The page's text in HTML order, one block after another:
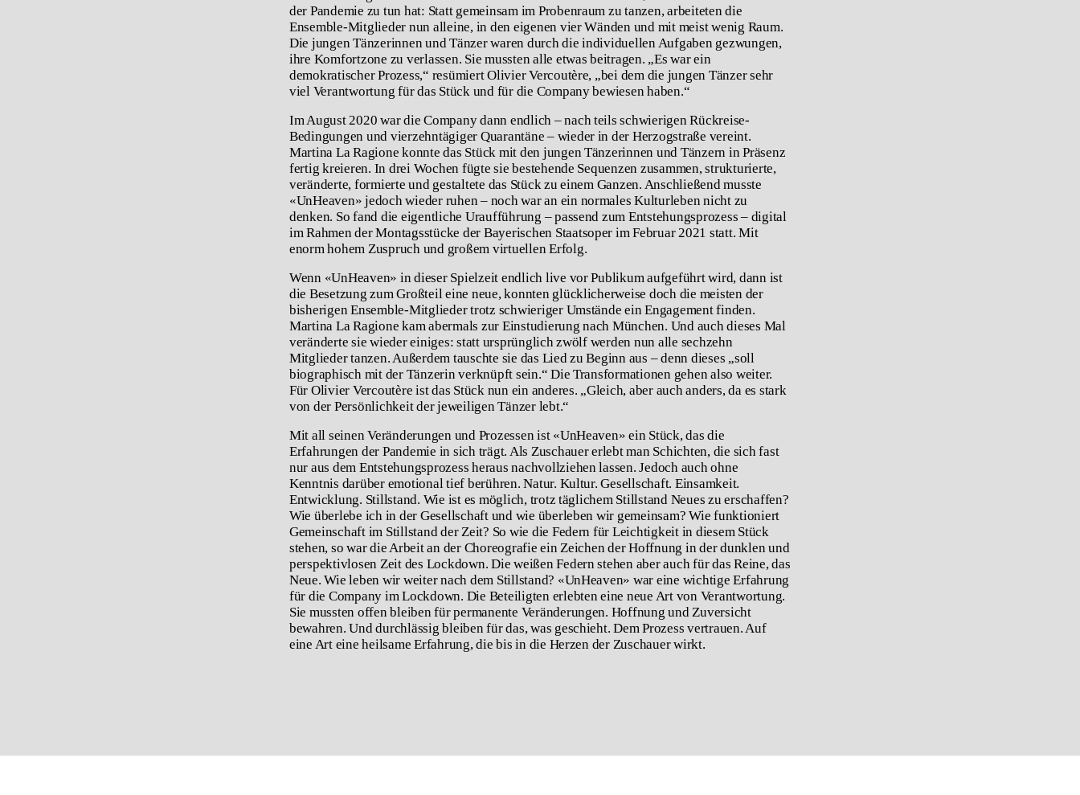
der Pandemie zu tun hat: Statt gemeinsam im Probenraum zu tanzen, arbeiteten die
Ensemble-Mitglieder nun alleine, in den eigenen vier Wänden und mit meist wenig Raum.
Die jungen Tänzerinnen und Tänzer waren durch die individuellen Aufgaben gezwungen,
ihre Komfortzone zu verlassen. Sie mussten alle etwas beitragen. „Es war ein
demokratischer Prozess,“ resümiert Olivier Vercoutère, „bei dem die jungen Tänzer sehr
viel Verantwortung für das Stück und für die Company bewiesen haben.“
Im August 2020 war die Company dann endlich – nach teils schwierigen Rückreise-
Bedingungen und vierzehntägiger Quarantäne – wieder in der Herzogstraße vereint.
Martina La Ragione konnte das Stück mit den jungen Tänzerinnen und Tänzern in Präsenz
fertig kreieren. In drei Wochen fügte sie bestehende Sequenzen zusammen, strukturierte,
veränderte, formierte und gestaltete das Stück zu einem Ganzen. Anschließend musste
«UnHeaven» jedoch wieder ruhen – noch war an ein normales Kulturleben nicht zu
denken. So fand die eigentliche Uraufführung – passend zum Entstehungsprozess – digital
im Rahmen der Montagsstücke der Bayerischen Staatsoper im Februar 2021 statt. Mit
enorm hohem Zuspruch und großem virtuellen Erfolg.
Wenn «UnHeaven» in dieser Spielzeit endlich live vor Publikum aufgeführt wird, dann ist
die Besetzung zum Großteil eine neue, konnten glücklicherweise doch die meisten der
bisherigen Ensemble-Mitglieder trotz schwieriger Umstände ein Engagement finden.
Martina La Ragione kam abermals zur Einstudierung nach München. Und auch dieses Mal
veränderte sie wieder einiges: statt ursprünglich zwölf werden nun alle sechzehn
Mitglieder tanzen. Außerdem tauschte sie das Lied zu Beginn aus – denn dieses „soll
biographisch mit der Tänzerin verknüpft sein.“ Die Transformationen gehen also weiter.
Für Olivier Vercoutère ist das Stück nun ein anderes. „Gleich, aber auch anders, da es stark
von der Persönlichkeit der jeweiligen Tänzer lebt.“
Mit all seinen Veränderungen und Prozessen ist «UnHeaven» ein Stück, das die
Erfahrungen der Pandemie in sich trägt. Als Zuschauer erlebt man Schichten, die sich fast
nur aus dem Entstehungsprozess heraus nachvollziehen lassen. Jedoch auch ohne
Kenntnis darüber emotional tief berühren. Natur. Kultur. Gesellschaft. Einsamkeit.
Entwicklung. Stillstand. Wie ist es möglich, trotz täglichem Stillstand Neues zu erschaffen?
Wie überlebe ich in der Gesellschaft und wie überleben wir gemeinsam? Wie funktioniert
Gemeinschaft im Stillstand der Zeit? So wie die Federn für Leichtigkeit in diesem Stück
stehen, so war die Arbeit an der Choreografie ein Zeichen der Hoffnung in der dunklen und
perspektivlosen Zeit des Lockdown. Die weißen Federn stehen aber auch für das Reine, das
Neue. Wie leben wir weiter nach dem Stillstand? «UnHeaven» war eine wichtige Erfahrung
für die Company im Lockdown. Die Beteiligten erlebten eine neue Art von Verantwortung.
Sie mussten offen bleiben für permanente Veränderungen. Hoffnung und Zuversicht
bewahren. Und durchlässig bleiben für das, was geschieht. Dem Prozess vertrauen. Auf
eine Art eine heilsame Erfahrung, die bis in die Herzen der Zuschauer wirkt.